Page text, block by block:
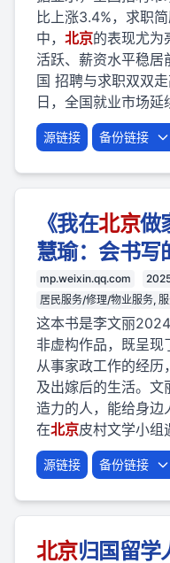
比上涨3.4%，求职
中， 北京的表现尤为
活跃、薪资水平稳居
国 招聘与求职双双
日，全国就业市场延
源链接 备份链接
《我在北京做
慧瑜：会书写
mp.weixin.qq.com
居民服务/修理/物业服务,
这本书是李文丽
非虚构作品，既呈现
从事家政工作的经历
及出嫁后的生活。文
造力的人，能给身
在北京皮村文学小组
源链接 备份链接
北京归国留学